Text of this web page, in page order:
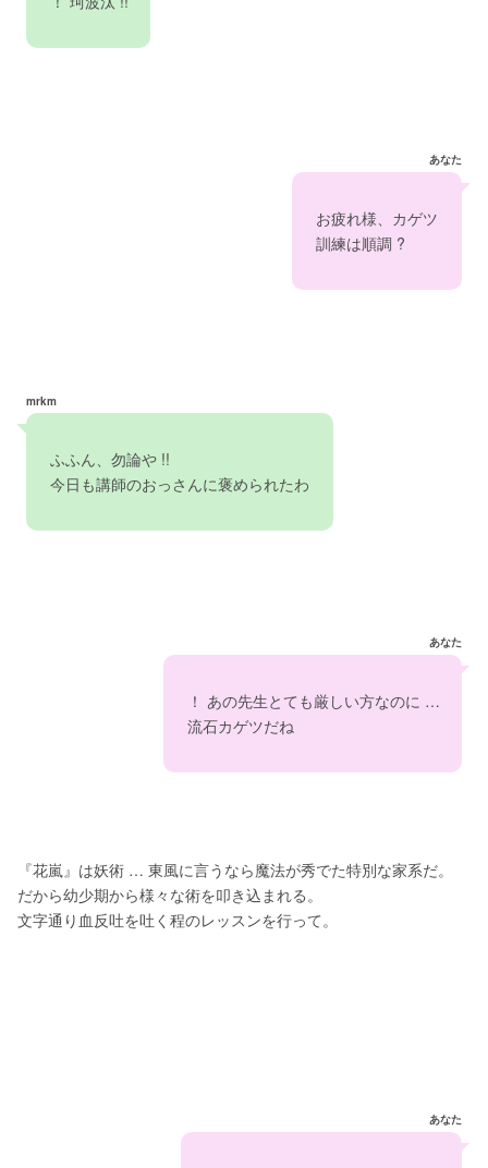
あなた
お疲れ様、カゲツ
訓練は順調 ?
mrkm
ふふん、勿論や !!
今日も講師のおっさんに褒められたわ
あなた
！ あの先生とても厳しい方なのに …
流石カゲツだね
『花嵐』は妖術 … 東風に言うなら魔法が秀でた特別な家系だ。
だから幼少期から様々な術を叩き込まれる。
文字通り血反吐を吐く程のレッスンを行って。
あなた